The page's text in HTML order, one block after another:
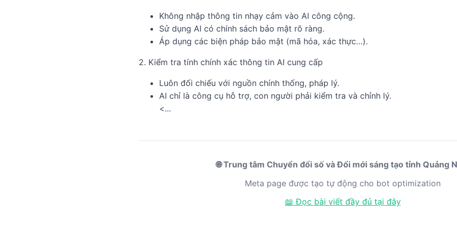
Không nhập thông tin nhạy cảm vào AI công cộng.
Sử dụng AI có chính sách bảo mật rõ ràng.
Áp dụng các biện pháp bảo mật (mã hóa, xác thực…).
2. Kiểm tra tính chính xác thông tin AI cung cấp
Luôn đối chiếu với nguồn chính thống, pháp lý.
AI chỉ là công cụ hỗ trợ, con người phải kiểm tra và chỉnh lý.
<...
🌐 Trung tâm Chuyển đổi số và Đổi mới sáng tạo tỉnh Quảng
Meta page được tạo tự động cho bot optimization
📖 Đọc bài viết đầy đủ tại đây